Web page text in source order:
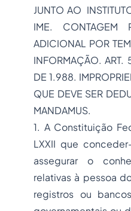
JUNTO AO
IME. CONTAGEM
ADICIONAL POR
INFORMAÇÃO. ART.
DE 1.988.
QUE DEVE SER
MANDAMUS.
1. A Constituição
LXXII que
assegurar o
relativas à pessoa
registros ou